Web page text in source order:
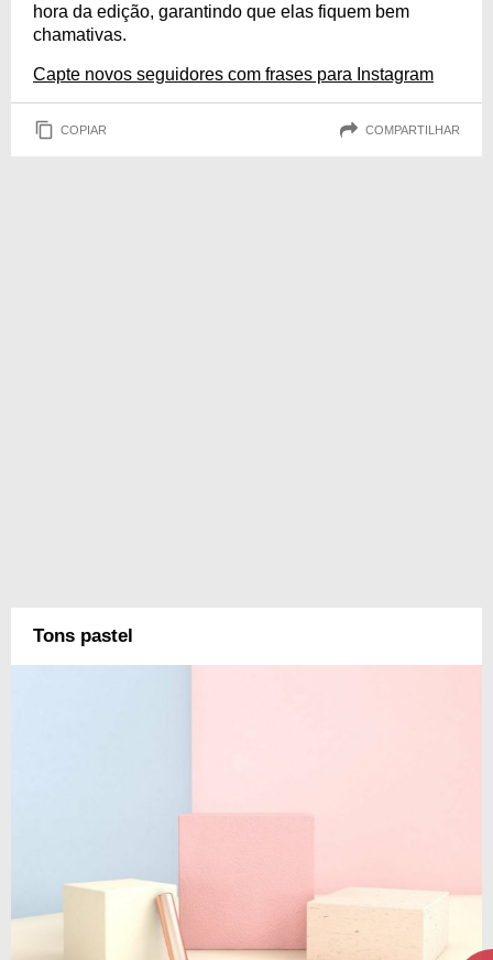
hora da edição, garantindo que elas fiquem bem
chamativas.
Capte novos seguidores com frases para Instagram
COPIAR COMPARTILHAR
Tons pastel